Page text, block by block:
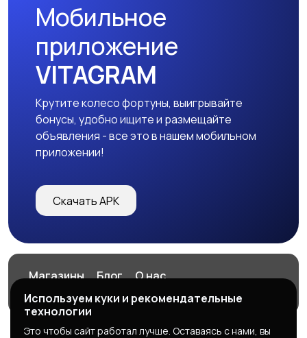
Мобильное
приложение
VITAGRAM
Крутите колесо фортуны, выигрывайте
бонусы, удобно ищите и размещайте
объявления - все это в нашем мобильном
приложении!
Скачать APK
Магазины Блог
О нас
Служба поддержки
Используем куки и рекомендательные
технологии
Это чтобы сайт работал лучше. Оставаясь с нами, вы